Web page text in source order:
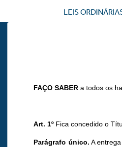
LEIS
FAÇO SABERa todos os
Art. 1º Fica concedido o
Parágrafo único. A